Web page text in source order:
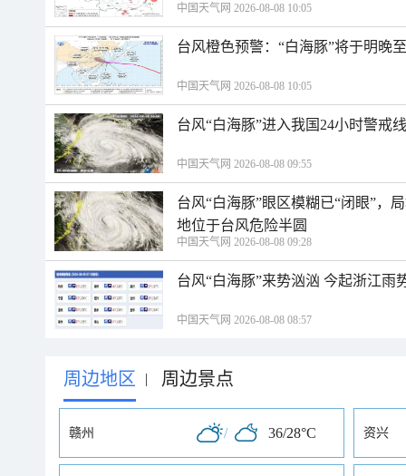
中国天气网 2026-08-08 10:05
台风橙色预警：“白海豚”将于明晚
中国天气网 2026-08-08 10:05
台风“白海豚”进入我国24小时警戒
中国天气网 2026-08-08 09:55
台风“白海豚”眼区模糊已“闭眼”，
地位于台风危险半圆
中国天气网 2026-08-08 09:28
台风“白海豚”来势汹汹 今起浙江雨
中国天气网 2026-08-08 08:57
周边地区 | 周边景点
赣州 / 36/28°C 资兴